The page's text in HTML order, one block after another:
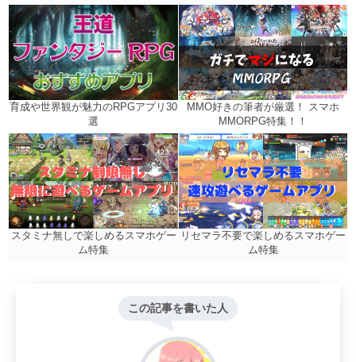
育成や世界観が魅力のRPGアプリ30
選
MMO好きの筆者が厳選！ スマホ
MMORPG特集！！
スタミナ無しで楽しめるスマホゲー
ム特集
リセマラ不要で楽しめるスマホゲー
ム特集
この記事を書いた人